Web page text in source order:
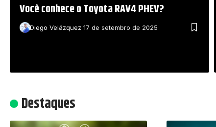
Você conhece o Toyota RAV4 PHEV?
Diego Velázquez 17 de setembro de 2025
Destaques